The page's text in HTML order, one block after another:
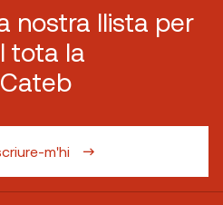
nostra llista per
tota la
m'hi